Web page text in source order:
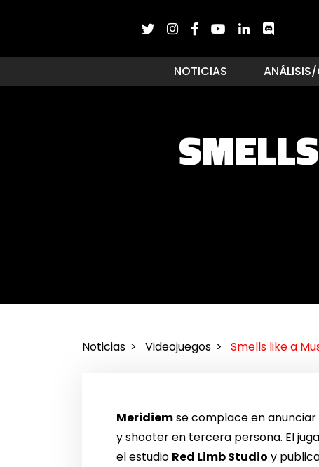
NOTICIAS
Noticias Videojuegos Smells like a
Meridiemse complace en
y shooter en tercera persona. El
el estudio Red Limb Studio y